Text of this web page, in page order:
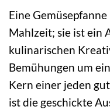
Eine
Mahlzeit; sie ist ein
kulinarischen
Bemühungen um
Kern einer jeden
ist die geschickte